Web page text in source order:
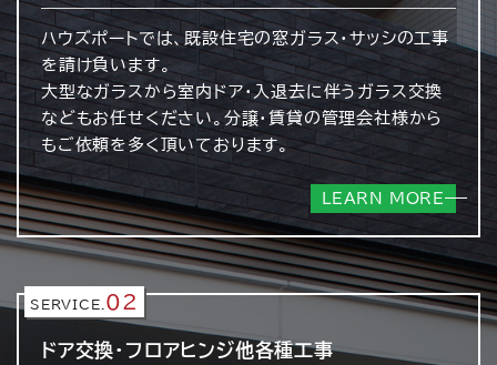
ハウズポートでは、既設住宅の窓ガラス・サッシの工事
を請け負います。
大型なガラスから室内ドア・入退去に伴うガラス交換
などもお任せください。分譲・賃貸の管理会社様から
もご依頼を多く頂いております。
LEARN MORE
SERVICE. 02
ドア交換・フロアヒンジ他各種工事